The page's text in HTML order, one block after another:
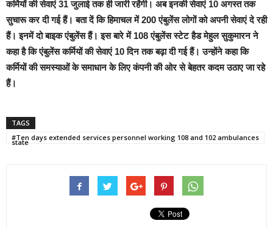
कर्मियों की सेवाएं 31 जुलाई तक ही जारी रहेंगी। अब इनकी सेवाएं 10 अगस्त तक
सुचारू कर दी गई हैं। बता दें कि हिमाचल में 200 एंबुलेंस लोगों को अपनी सेवाएं दे रही
हैं। इनमें दो बाइक एंबुलेंस हैं। इस बारे में 108 एंबुलेंस स्टेट हैड मेहुल सुकुमारन ने
कहा है कि एंबुलेंस कर्मियों की सेवाएं 10 दिन तक बढ़ा दी गई हैं। उन्होंने कहा कि
कर्मियों की समस्याओं के समाधान के लिए कंपनी की ओर से बेहतर कदम उठाए जा रहे
हैं।
TAGS
#Ten days extended services personnel working 108 and 102 ambulances
state